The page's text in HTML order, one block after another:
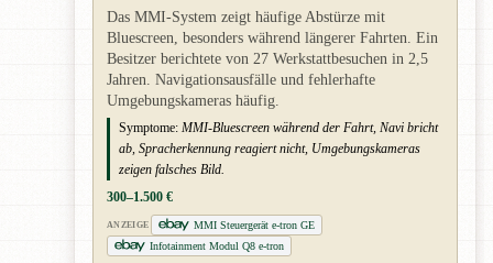
Das MMI-System zeigt häufige Abstürze mit
Bluescreen, besonders während längerer Fahrten. Ein
Besitzer berichtete von 27 Werkstattbesuchen in 2,5
Jahren. Navigationsausfälle und fehlerhafte
Umgebungskameras häufig.
Symptome: MMI-Bluescreen während der Fahrt, Navi bricht
ab, Spracherkennung reagiert nicht, Umgebungskameras
zeigen falsches Bild.
300–1.500 €
ANZEIGE
MMI Steuergerät e-tron GE
Infotainment Modul Q8 e-tron